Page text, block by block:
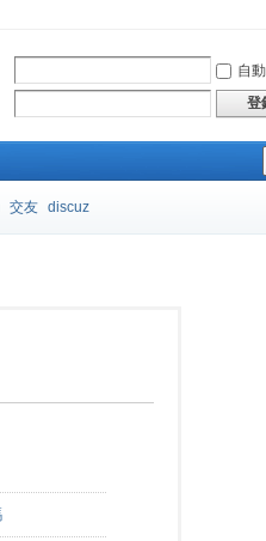
自
登
交友 discuz